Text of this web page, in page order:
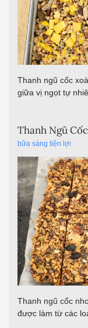
Thanh ngũ cốc
giữa vị ngọt tự
Thanh Ngũ
bữa sáng tiện lợi
Thanh ngũ cốc
được làm từ các